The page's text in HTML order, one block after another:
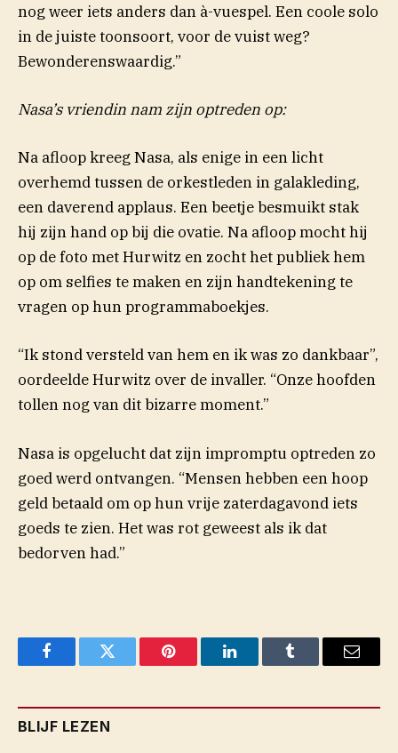
nog weer iets anders dan à-vuespel. Een coole solo
in de juiste toonsoort, voor devuist weg?
Bewonderenswaardig.”
Nasa’s vriendin nam zijn optreden op:
Na afloop kreeg Nasa, als enige in een licht
overhemd tussen de orkestleden in galakleding,
een daverend applaus. Een beetje besmuikt stak
hij zijn hand op bij die ovatie. Na afloop mocht hij
op de foto met Hurwitz en zocht het publiek hem
op om selfies te maken en zijn handtekening te
vragen op hun programmaboekjes.
“Ik stond versteld van hem en ik was zo dankbaar”,
oordeelde Hurwitz over de invaller. “Onze hoofden
tollen nog van dit bizarre moment.”
Nasa is opgelucht dat zijn impromptu optreden zo
goed werd ontvangen. “Mensen hebben een hoop
geld betaald om op hun vrije zaterdagavond iets
goeds te zien. Het was rot geweest als ik dat
bedorven had.”
FacebookTwitter Pinterest LinkedInTumblr Email
BLIJF LEZEN